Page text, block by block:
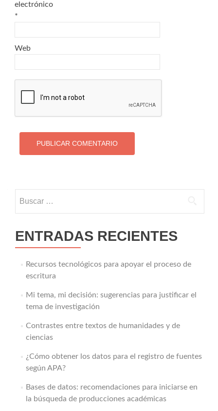
electrónico
*
Web
ENTRADAS RECIENTES
Recursos tecnológicos para apoyar el proceso de
escritura
Mi tema, mi decisión: sugerencias para justificar el
tema de investigación
Contrastes entre textos de humanidades y de
ciencias
¿Cómo obtener los datos para el registro de fuentes
según APA?
Bases de datos: recomendaciones para iniciarse en
la búsqueda de producciones académicas